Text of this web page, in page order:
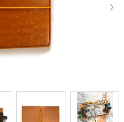
Oblíbené ♥️
podmínky